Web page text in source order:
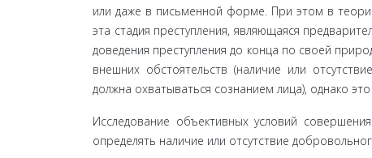
или даже в письменной форме. При этом в
эта стадия преступления, являющаяся
доведения преступления до конца по своей
внешних обстоятельств (наличие или
должна охватываться сознанием лица), однако
Исследование объективных условий
определять наличие или отсутствие